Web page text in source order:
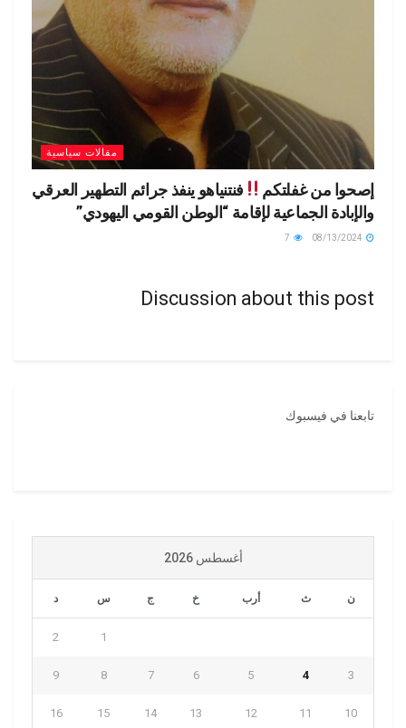
مقالات سياسية
إصحوا من غفلتكم
فنتنياهو ينفذ جرائم التطهير العرقي
والإبادة الجماعية لإقامة “الوطن القومي اليهودي”
Discussion about this post
تابعنا في فيسبوك
أغسطس 2026
ن ث أرب خ ج س د
1
2
3
4
5
6
7
8
9
10
11
12
13
14
15
16